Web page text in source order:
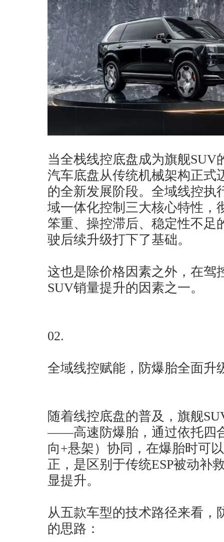
当全栈线控底盘成为旗舰SUV
汽车底盘从传统机械架构正式
的全新发展阶段。全域线控执
域一体化控制三大核心特性，
笨重、操控滞后、稳定性不足
驶后续升级打下了基础。
这也是除价格因素之外，在驾
SUV销量提升的因素之一。
02.
全域线控赋能，防爆胎全面升
随着线控底盘的普及，旗舰
——高速防爆胎，通过依托四
向+悬架）协同，在爆胎时可
正，是区别于传统ESP被动补
显提升。
从五款车型的技术路径来看，
的思路：